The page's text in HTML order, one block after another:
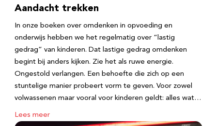
Aandacht trekken
In onze boeken over omdenken in opvoeding en
onderwijs hebben we het regelmatig over “lastig
gedrag” van kinderen. Dat lastige gedrag omdenken
begint bij anders kijken. Zie het als ruwe energie.
Ongestold verlangen. Een behoefte die zich op een
stuntelige manier probeert vorm te geven. Voor zowel
volwassenen maar vooral voor kinderen geldt: alles wat…
Lees meer